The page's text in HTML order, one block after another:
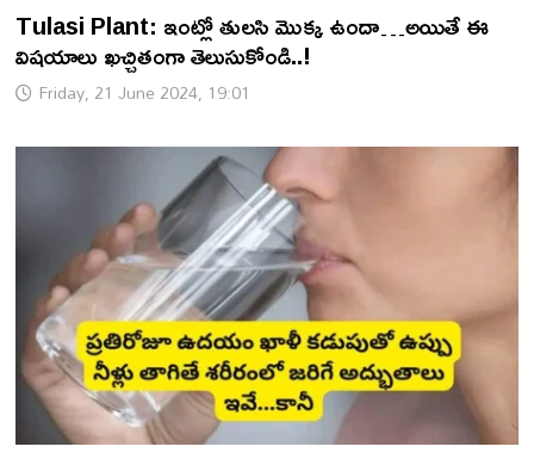
Tulasi Plant: ఇంట్లో తులసి మొక్క ఉందా…అయితే ఈ
విషయాలు ఖచ్చితంగా తెలుసుకోండి..!
Friday, 21 June 2024, 19:01